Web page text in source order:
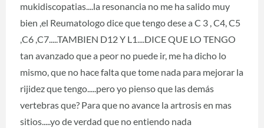
mukidiscopatias....la resonancia no me ha salido muy
bien ,el Reumatologo dice que tengo dese a C 3 , C4, C5
,C6 ,C7.....TAMBIEN D12 Y L1....DICE QUE LO TENGO
tan avanzado que a peor no puede ir, me ha dicho lo
mismo, que no hace falta que tome nada para mejorar la
rijidez que tengo.....pero yo pienso que las demás
vertebras que? Para que no avance la artrosis en mas
sitios.....yo de verdad que no entiendo nada